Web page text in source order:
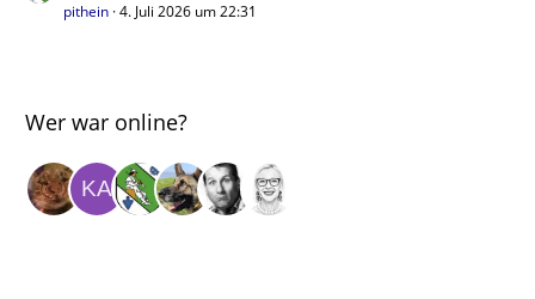
pithein 4. Juli 2026 um 22:31
Wer war online?